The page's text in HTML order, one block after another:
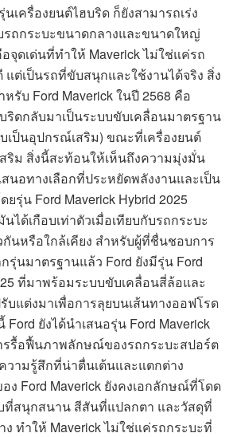
เครื่องยนต์ไฮบริด ก็ยังสามารถเร่ง
รถกระบะขนาดกลางและขนาดใหญ่
จุดเด่นที่ทำให้ Maverick ไม่ใช่แค่รถ
แต่เป็นรถที่ขับสนุกและใช้งานได้จริง สิ่ง
รับ Ford Maverick ในปี 2568 คือ
ริดกลับมาเป็นระบบขับเคลื่อนมาตรฐาน
เป็นอุปกรณ์เสริม) ขณะที่เครื่องยนต์
ริม สิ่งนี้สะท้อนให้เห็นถึงความมุ่งมั่น
นอทางเลือกที่ประหยัดพลังงานและเป็น
รุ่น Ford Maverick Hybrid 2025
ได้เกือบเท่าตัวเมื่อเทียบกับรถกระบะ
กันหรือใกล้เคียง สำหรับผู้ที่ชื่นชอบการ
รุ่นมาตรฐานแล้ว Ford ยังมีรุ่น Ford
ที่มาพร้อมระบบขับเคลื่อนสี่ล้อและ
บแต่งมาเพื่อการลุยบนเส้นทางออฟโรด
ยังได้นำเสนอรุ่น Ford Maverick
รรื้อฟื้นภาพลักษณ์ของรถกระบะสปอร์ต
วามรู้สึกที่น่าตื่นเต้นและแตกต่าง
ง Ford Maverick ยังคงเอกลักษณ์ที่โดด
ที่สนุกสนาน สีสันที่แปลกตา และวัสดุที่
ทำให้ Maverick ไม่ใช่แค่รถกระบะที่